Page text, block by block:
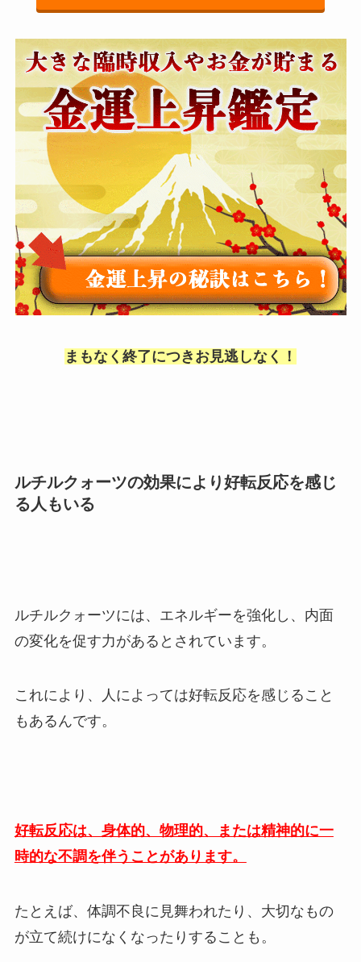
まもなく終了につきお見逃しなく！
ルチルクォーツの効果により好転反応を感じ
る人もいる
ルチルクォーツには、エネルギーを強化し、内面
の変化を促す力があるとされています。
これにより、人によっては好転反応を感じること
もあるんです。
好転反応は、身体的、物理的、または精神的に一
時的な不調を伴うことがあります。
たとえば、体調不良に見舞われたり、大切なもの
が立て続けになくなったりすることも。